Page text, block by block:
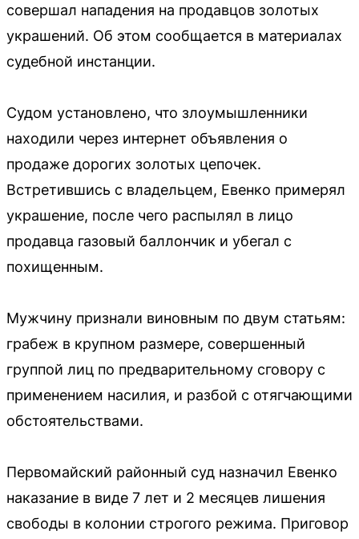
совершал нападения на продавцов золотых
украшений. Об этом сообщается в материалах
судебной инстанции.
Судом установлено, что злоумышленники
находили через интернет объявления о
продаже дорогих золотых цепочек.
Встретившись с владельцем, Евенко примерял
украшение, после чего распылял в лицо
продавца газовый баллончик и убегал с
похищенным.
Мужчину признали виновным по двум статьям:
грабеж в крупном размере, совершенный
группой лиц по предварительному сговору с
применением насилия, и разбой с отягчающими
обстоятельствами.
Первомайский районный суд назначил Евенко
наказание в виде 7 лет и 2 месяцев лишения
свободы в колонии строгого режима. Приговор